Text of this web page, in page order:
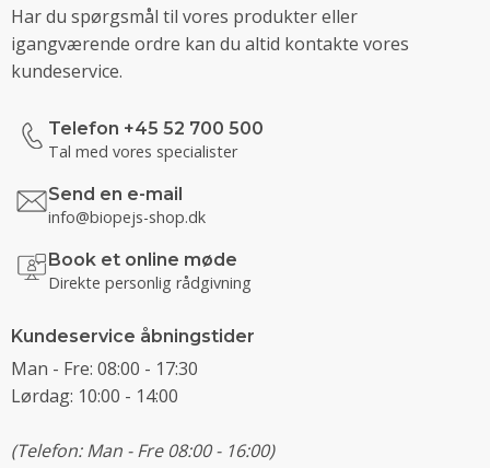
Har du spørgsmål til vores produkter eller
igangværende ordre kan du altid kontakte vores
kundeservice.
Telefon +45 52 700 500
Tal med vores specialister
Send en e-mail
info@biopejs-shop.dk
Book et online møde
Direkte personlig rådgivning
Kundeservice åbningstider
Man - Fre: 08:00 - 17:30
Lørdag: 10:00 - 14:00
(Telefon: Man - Fre 08:00 - 16:00)